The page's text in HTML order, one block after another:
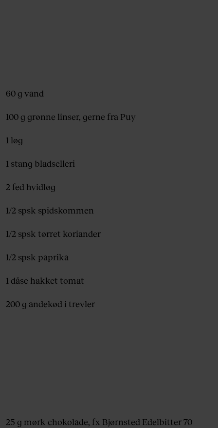
60 g vand
100 g grønne linser, gerne fra Puy
1 løg
1 stang bladselleri
2 fed hvidløg
1/2 spsk spidskommen
1/2 spsk tørret koriander
1/2 spsk paprika
1 dåse hakket tomat
200 g andekød i trevler
25 g mørk chokolade, fx Bjørnsted Edelbitter 70